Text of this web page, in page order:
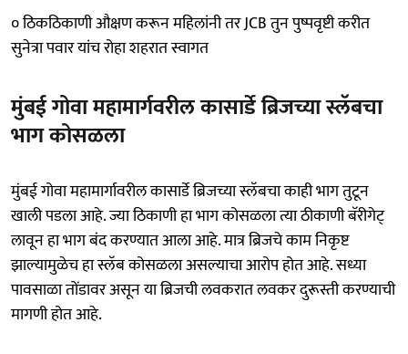
० ठिकठिकाणी औक्षण करून महिलांनी तर JCB तुन पुष्पवृष्टी करीत
सुनेत्रा पवार यांच रोहा शहरात स्वागत
मुंबई गोवा महामार्गवरील कासार्डे ब्रिजच्या स्लॅबचा
भाग कोसळला
मुंबई गोवा महामार्गावरील कासार्डे ब्रिजच्या स्लॅबचा काही भाग तुटून
खाली पडला आहे. ज्या ठिकाणी हा भाग कोसळला त्या ठीकाणी बॅरीगेट्
लावून हा भाग बंद करण्यात आला आहे. मात्र ब्रिजचे काम निकृष्ट
झाल्यामुळेच हा स्लॅब कोसळला असल्याचा आरोप होत आहे. सध्या
पावसाळा तोंडावर असून या ब्रिजची लवकरात लवकर दुरूस्ती करण्याची
मागणी होत आहे.